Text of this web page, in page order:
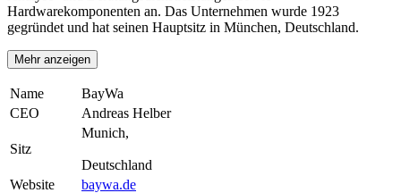
Hardwarekomponenten an. Das Unternehmen wurde 1923
gegründet und hat seinen Hauptsitz in München, Deutschland.
Mehr anzeigen
Name
BayWa
CEO
Andreas Helber
Sitz
Munich,
Deutschland
Website
baywa.de